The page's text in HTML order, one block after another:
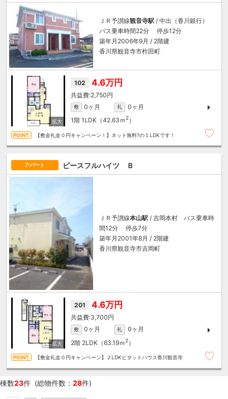
ＪＲ予讃線観音寺駅 / 中出（香川銀行）
バス乗車時間22分 停歩12分
築年月2006年9月 / 2階建
香川県観音寺市柞田町
102 4.6万円
2,750円
敷 0ヶ月 礼
0ヶ月
1階 1LDK（42.63ｍ 2）
【敷金礼金０円キャンペーン！】ネット無料?の１LDKです！
アパート ピースフルハイツ Ｂ
ＪＲ予讃線本山駅 / 吉岡本村 バス乗車時
間12分 停歩7分
築年月2001年8月 / 2階建
香川県観音寺市吉岡町
201 4.6万円
3,700円
敷 0ヶ月 礼
0ヶ月
2階 2LDK（63.19ｍ 2）
【敷金礼金０円キャンペーン】２LDKピタットハウス香川観音寺
棟数23件 (総物件数： 28件)